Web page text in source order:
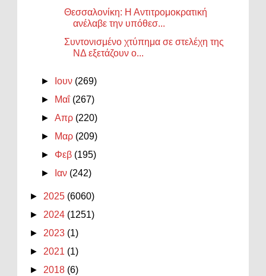
Θεσσαλονίκη: Η Αντιτρομοκρατική
ανέλαβε την υπόθεσ...
Συντονισμένο χτύπημα σε στελέχη της
ΝΔ εξετάζουν ο...
► Ιουν (269)
►
Μαΐ (267)
►Απρ (220)
►
Μαρ (209)
► Φεβ (195)
►
Ιαν (242)
► 2025 (6060)
► 2024 (1251)
► 2023 (1)
► 2021 (1)
► 2018 (6)